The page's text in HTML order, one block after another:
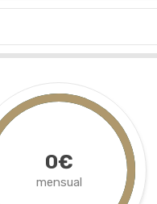
0€
mensual